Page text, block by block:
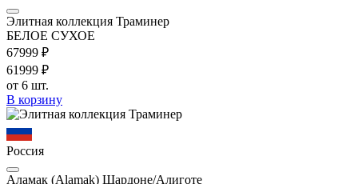
Элитная коллекция Траминер
БЕЛОЕ СУХОЕ
67999 ₽
61999 ₽
от 6 шт.
В корзину
Россия
Аламак (Alamak) Шардоне/Алиготе